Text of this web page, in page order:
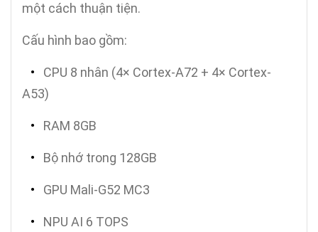
một cách thuận tiện.
Cấu hình bao gồm:
• CPU 8 nhân (4× Cortex-A72 + 4× Cortex-
A53)
• RAM 8GB
• Bộ nhớ trong 128GB
• GPU Mali-G52 MC3
• NPU AI 6 TOPS